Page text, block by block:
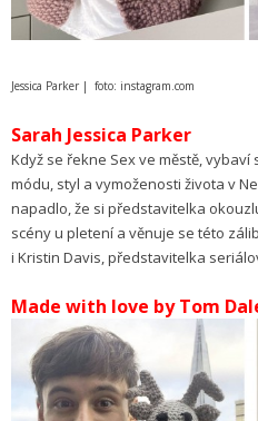
Jessica Parker | foto: instagram.com
Sarah Jessica Parker
Když se řekne Sex ve městě,
módu, styl a vymoženosti života v
napadlo, že si představitelka
scény u pletení a věnuje se této
i Kristin Davis, představitelka
Made with love by Tom